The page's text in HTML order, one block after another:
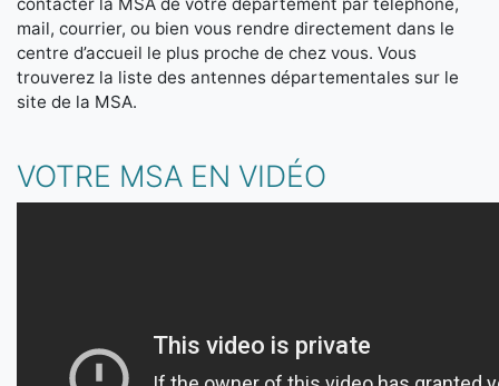
contacter la MSA de votre département par téléphone,
mail, courrier, ou bien vous rendre directement dans le
centre d’accueil le plus proche de chez vous. Vous
trouverez la liste des antennes départementales sur le
site de la MSA.
VOTRE MSA EN VIDÉO